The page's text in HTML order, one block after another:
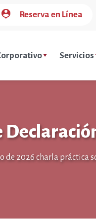
person_pin Reserva en Línea
Servicios
de 2026 charla práctica